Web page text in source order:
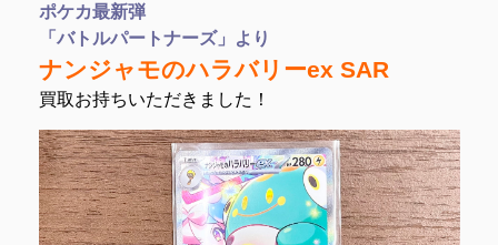
ポケカ最新弾
「バトルパートナーズ」より
ナンジャモのハラバリーex SAR
買取お持ちいただきました！